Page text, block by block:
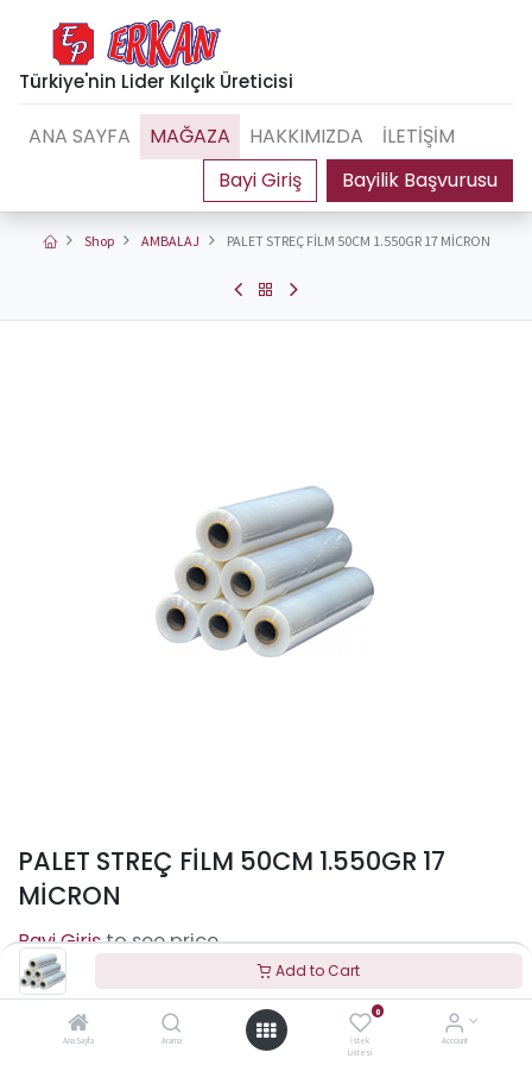
Add to Cart
Ana Sayfa Arama
0
İstek
Listesi
Account
Türkiye'nin Lider Kılçık Üreticisi
Bayilik Başvurusu
ANA SAYFA MAĞAZA HAKKIMIZDA İLETİŞİM
Shop AMBALAJ PALET STREÇ FİLM 50CM 1.550GR 17 MİCRON
PALET STREÇ FİLM 50CM 1.550GR 17
MİCRON
to see price
Terms and Conditions